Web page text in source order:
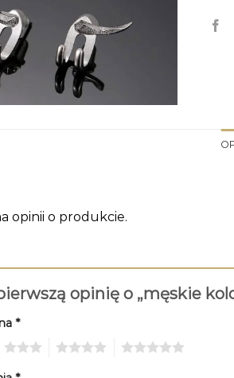
opinii o produkcie.
opinię o „męskie
*